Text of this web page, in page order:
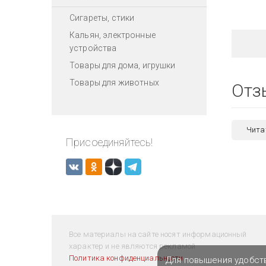
Сигареты, стики
Кальян, электронные
устройства
Товары для дома, игрушки
Товары для животных
Присоединяйтесь!
Все материалы на сайте носят информационный
характер и не являются рекламой.
Политика конфиденциальностиДля повышения